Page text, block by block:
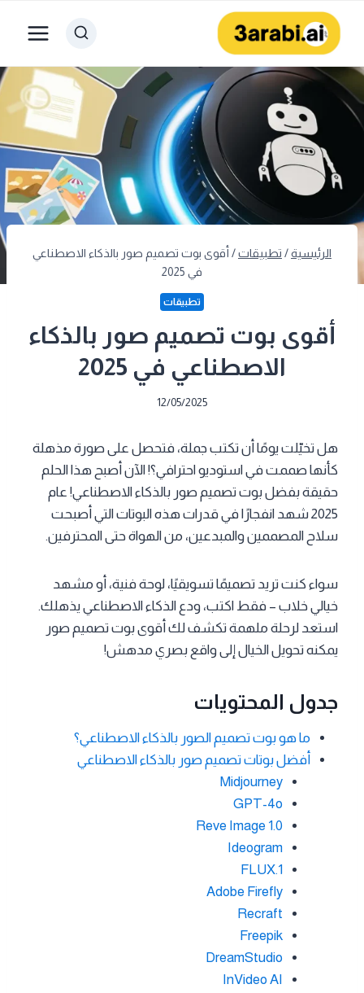
المحتوى
الرئيسية/ تطبيقات/ أقوى بوت تصميم صور بالذكاء الاصطناعي
في 2025
تطبيقات
أقوى بوت تصميم صور بالذكاء
الاصطناعي في 2025
12/05/2025
هل تخيّلت يومًا أن تكتب جملة، فتحصل على صورة مذهلة
كأنها صممت في استوديو احترافي؟! الآن أصبح هذا الحلم
حقيقة بفضل بوت تصميم صور بالذكاء الاصطناعي! عام
2025 شهد انفجارًا في قدرات هذه البوتات التي أصبحت
سلاح المصممين والمبدعين، من الهواة حتى المحترفين.
سواء كنت تريد تصميمًا تسويقيًا، لوحة فنية، أو مشهد
خيالي خلاب – فقط اكتب، ودع الذكاء الاصطناعي يذهلك.
استعد لرحلة ملهمة تكشف لك أقوى بوت تصميم صور
يمكنه تحويل الخيال إلى واقع بصري مدهش!
جدول المحتويات
ما هو بوت تصميم الصور بالذكاء الاصطناعي؟
أفضل بوتات تصميم صور بالذكاء الاصطناعي
Midjourney
GPT-4o
Reve Image 1.0
Ideogram
FLUX.1
Adobe Firefly
Recraft
Freepik
DreamStudio
InVideo AI